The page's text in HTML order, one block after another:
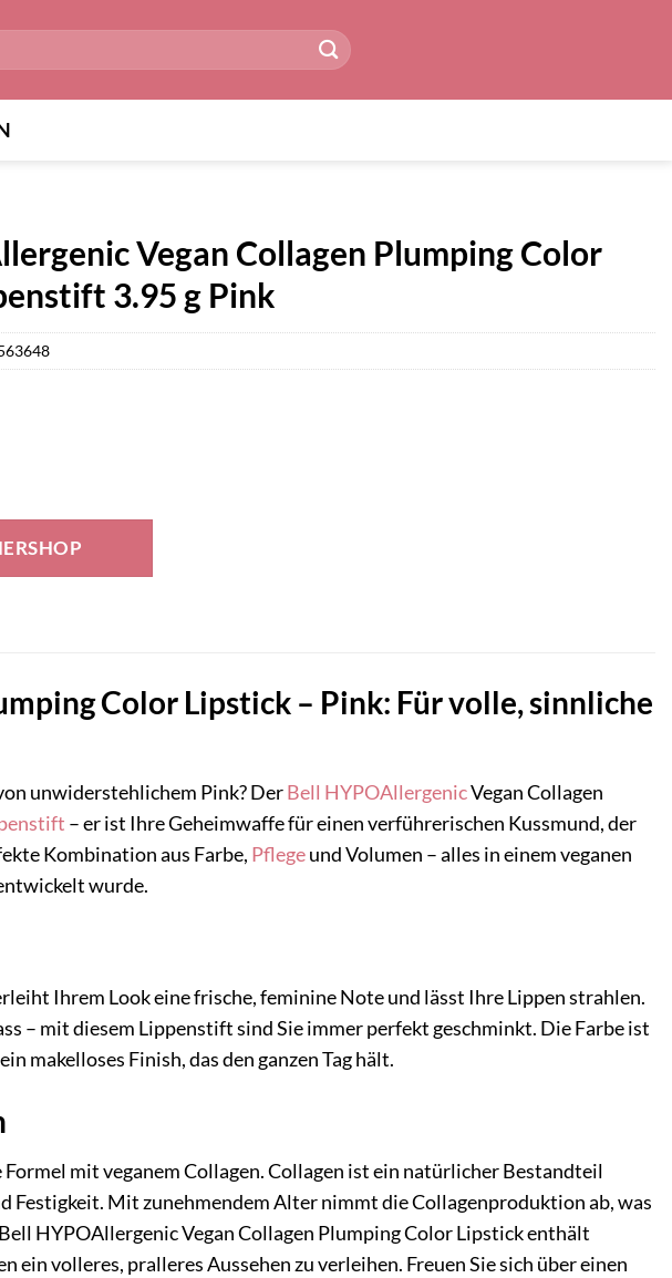
Vegan Collagen Plumping Color
3.95 g Pink
Color Lipstick – Pink: Für volle, sinnliche
unwiderstehlichem Pink? DerBell HYPOAllergenicVegan Collagen
– er ist Ihre Geheimwaffe für einen verführerischen Kussmund, der
Kombination aus Farbe, Pflegeund Volumen – alles in einem veganen
wurde.
Ihrem Look eine frische, feminine Note und lässt Ihre Lippen strahlen.
– mit diesem Lippenstift sind Sie immer perfekt geschminkt. Die Farbe ist
makelloses Finish, das den ganzen Tag hält.
mit veganem Collagen. Collagen ist ein natürlicher Bestandteil
Mit zunehmendem Alter nimmt die Collagenproduktion ab, was
HYPOAllergenic Vegan Collagen Plumping Color Lipstick enthält
volleres, pralleres Aussehen zu verleihen. Freuen Sie sich über einen